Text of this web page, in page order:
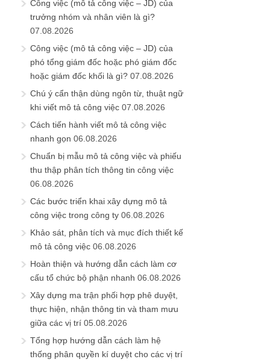
Công việc (mô tả công việc – JD) của
trưởng nhóm và nhân viên là gì?
07.08.2026
Công việc (mô tả công việc – JD) của
phó tổng giám đốc hoặc phó giám đốc
hoặc giám đốc khối là gì? 07.08.2026
Chú ý cẩn thận dùng ngôn từ, thuật ngữ
khi viết mô tả công việc 07.08.2026
Cách tiến hành viết mô tả công việc
nhanh gọn 06.08.2026
Chuẩn bị mẫu mô tả công việc và phiếu
thu thập phân tích thông tin công việc
06.08.2026
Các bước triển khai xây dựng mô tả
công việc trong công ty 06.08.2026
Khảo sát, phân tích và mục đích thiết kế
mô tả công việc 06.08.2026
Hoàn thiện và hướng dẫn cách làm cơ
cấu tổ chức bộ phận nhanh 06.08.2026
Xây dựng ma trận phối hợp phê duyệt,
thực hiện, nhận thông tin và tham mưu
giữa các vị trí 05.08.2026
Tổng hợp hướng dẫn cách làm hệ
thống phân quyền kí duyệt cho các vị trí